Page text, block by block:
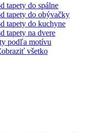
tapety do spálne
tapety do obývačky
tapety do kuchyne
tapety na dvere
podľa motívu
všetko